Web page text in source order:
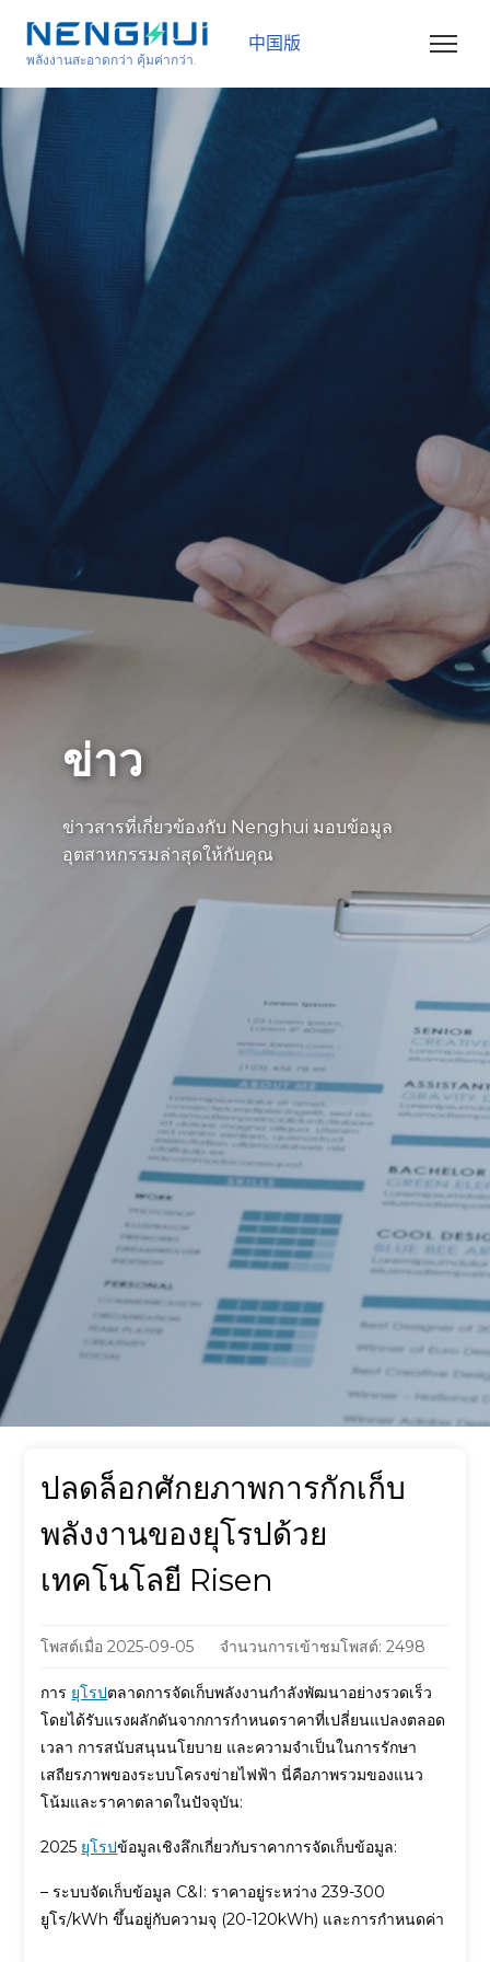
พลังงานสะอาดกว่า คุ้มค่ากว่า.
中国版
ข่าว
ข่าวสารที่เกี่ยวข้องกับ Nenghui มอบข้อมูล
อุตสาหกรรมล่าสุดให้กับคุณ
ปลดล็อกศักยภาพการกักเก็บ
พลังงานของยุโรปด้วย
เทคโนโลยี Risen
โพสต์เมื่อ2025-09-05 จำนวนการเข้าชมโพสต์: 2498
การ ยุโรปตลาดการจัดเก็บพลังงานกำลังพัฒนาอย่างรวดเร็ว
โดยได้รับแรงผลักดันจากการกำหนดราคาที่เปลี่ยนแปลงตลอด
เวลา การสนับสนุนนโยบาย และความจำเป็นในการรักษา
เสถียรภาพของระบบโครงข่ายไฟฟ้า นี่คือภาพรวมของแนว
โน้มและราคาตลาดในปัจจุบัน:
2025 ยุโรปข้อมูลเชิงลึกเกี่ยวกับราคาการจัดเก็บข้อมูล:
– ระบบจัดเก็บข้อมูล C&I: ราคาอยู่ระหว่าง 239-300
ยูโร/kWh ขึ้นอยู่กับความจุ (20-120kWh) และการกำหนดค่า